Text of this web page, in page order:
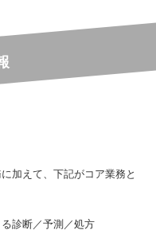
加えて、下記がコア業務と
診断／予測／処方